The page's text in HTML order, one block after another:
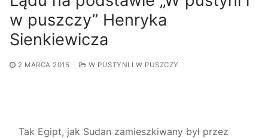
w puszczy” Henryka
Sienkiewicza
2 MARCA 2015 W PUSTYNI I W PUSZCZY
Tak Egipt, jak Sudan zamieszkiwany był przez